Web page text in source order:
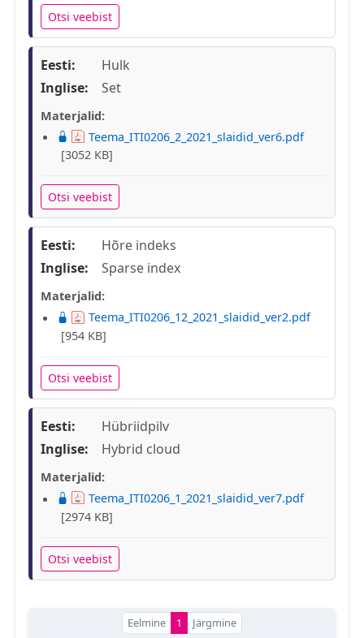
Otsi veebist
Eesti:
Hulk
Inglise:
Set
Materjalid:
Teema_ITI0206_2_2021_slaidid_ver6.pdf
[3052 KB]
Otsi veebist
Eesti:
Hõre indeks
Inglise:
Sparse index
Materjalid:
Teema_ITI0206_12_2021_slaidid_ver2.pdf
[954 KB]
Otsi veebist
Eesti:
Hübriidpilv
Inglise:
Hybrid cloud
Materjalid:
Teema_ITI0206_1_2021_slaidid_ver7.pdf
[2974 KB]
Otsi veebist
Eelmine 1 Järgmine